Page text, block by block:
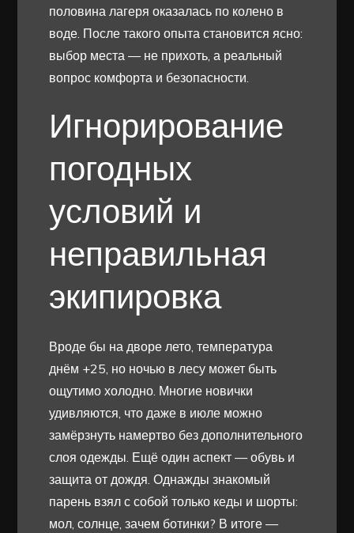
половина лагеря оказалась по колено в
воде. После такого опыта становится ясно:
выбор места — не прихоть, а реальный
вопрос комфорта и безопасности.
Игнорирование
погодных
условий и
неправильная
экипировка
Вроде бы на дворе лето, температура
днём +25, но ночью в лесу может быть
ощутимо холодно. Многие новички
удивляются, что даже в июле можно
замёрзнуть намертво без дополнительного
слоя одежды. Ещё один аспект — обувь и
защита от дождя. Однажды знакомый
парень взял с собой только кеды и шорты:
мол, солнце, зачем ботинки? В итоге —